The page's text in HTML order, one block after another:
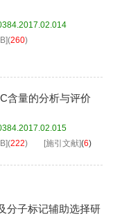
](260)
含量的分析与评价
](222) [施引文献](6)
分子标记辅助选择研